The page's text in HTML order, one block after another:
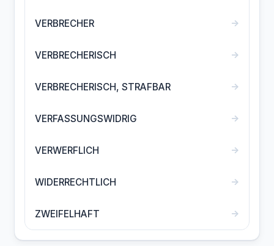
VERBRECHER →
VERBRECHERISCH →
VERBRECHERISCH, STRAFBAR →
VERFASSUNGSWIDRIG →
VERWERFLICH →
WIDERRECHTLICH →
ZWEIFELHAFT →